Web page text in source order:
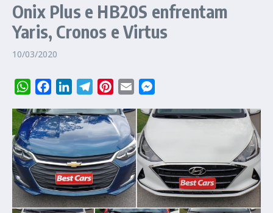
Onix Plus e HB20S enfrentam
Yaris, Cronos e Virtus
10/03/2020
WhatsAppFacebookLinkedInTelegramPinterest
Email